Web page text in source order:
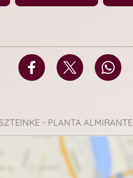
- PLANTA